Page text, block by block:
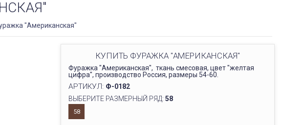
"Американская"
КУПИТЬ ФУРАЖКА "АМЕРИКАНСКАЯ"
Фуражка "Американская", ткань смесовая, цвет "желтая
цифра", производство Россия, размеры 54-60.
АРТИКУЛ: Ф-0182
ВЫБЕРИТЕ РАЗМЕРНЫЙ РЯД: 58
58